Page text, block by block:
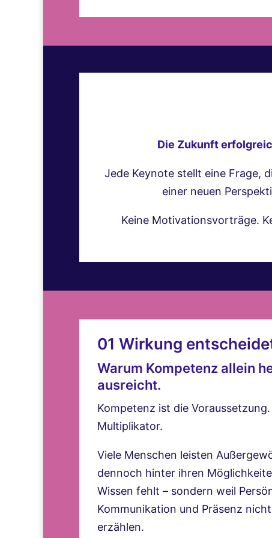
Die Zukunft
Jede Keynote stellt eine Frage,
einer neuen
Keine Motivationsvorträge.
01 Wirkung
Warum Kompetenz allein
ausreicht.
Kompetenz ist die
Multiplikator.
Viele Menschen leisten
dennoch hinter ihren
Wissen fehlt – sondern weil
Kommunikation und Präsenz
erzählen.